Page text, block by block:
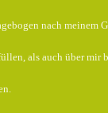
nach meinem
als auch über mir